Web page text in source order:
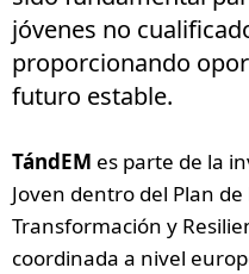
jóvenes no
proporcionando
futuro estable.
TándEM es parte de la
Joven dentro del Plan
Transformación y
coordinada a nivel